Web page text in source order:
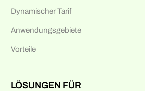
Dynamischer Tarif
Anwendungsgebiete
Vorteile
LÖSUNGEN FÜR